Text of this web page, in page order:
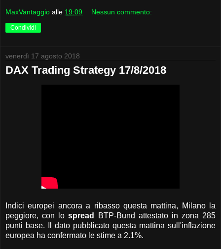
MaxVantaggio alle 19:09 Nessun commento:
Condividi
venerdì 17 agosto 2018
DAX Trading Strategy 17/8/2018
Indici europei ancora a ribasso questa mattina, Milano la
peggiore, con lospread
BTP-Bund attestato in zona 285
punti base. Il dato pubblicato questa mattina sull'inflazione
europea ha confermato le stime a 2.1%.